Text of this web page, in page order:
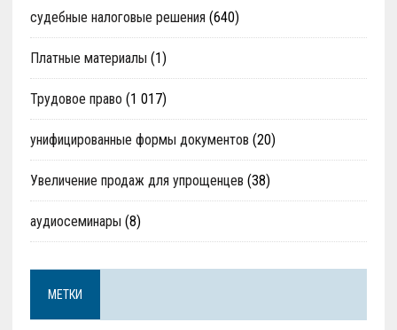
судебные налоговые решения (640)
Платные материалы (1)
Трудовое право (1 017)
унифицированные формы документов (20)
Увеличение продаж для упрощенцев (38)
аудиосеминары (8)
МЕТКИ